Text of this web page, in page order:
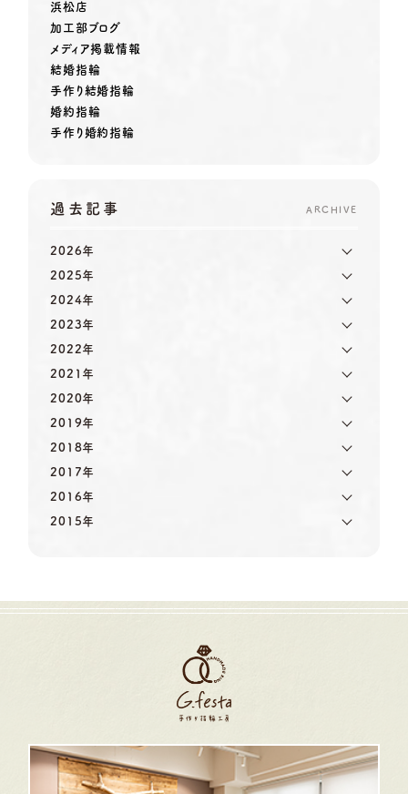
浜松店
加工部ブログ
メディア掲載情報
結婚指輪
手作り結婚指輪
婚約指輪
手作り婚約指輪
過去記事 ARCHIVE
2026年
2025年
2024年
2023年
2022年
2021年
2020年
2019年
2018年
2017年
2016年
2015年